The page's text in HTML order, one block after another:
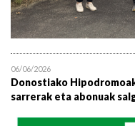
06/06/2026
Donostiako
sarrerak eta abonuak